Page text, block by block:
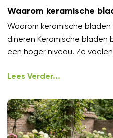
Waarom keramische
buiten dineren
Waarom keramische
dineren Keramische bladen
een hoger niveau. Ze
Lees Verder...